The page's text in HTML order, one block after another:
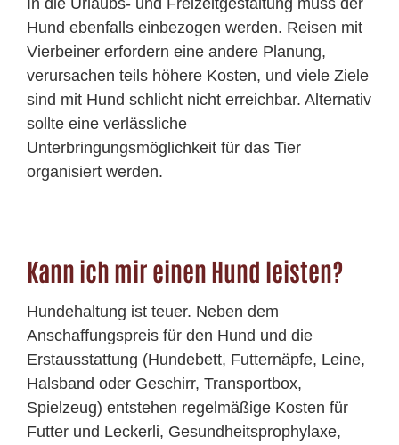
Hund ebenfalls einbezogen werden. Reisen mit
Vierbeiner erfordern eine andere Planung,
verursachen teils höhere Kosten, und viele Ziele
sind mit Hund schlicht nicht erreichbar. Alternativ
sollte eine verlässliche
Unterbringungsmöglichkeit für das Tier
organisiert werden.
Kann ich mir einen Hund leisten?
Hundehaltung ist teuer. Neben dem
Anschaffungspreis für den Hund und die
Erstausstattung (Hundebett, Futternäpfe, Leine,
Halsband oder Geschirr, Transportbox,
Spielzeug) entstehen regelmäßige Kosten für
Futter und Leckerli, Gesundheitsprophylaxe,